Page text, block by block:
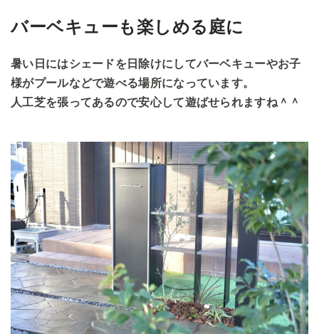
バーベキューも楽しめる庭に
暑い日にはシェードを日除けにしてバーベキューやお子
様がプールなどで遊べる場所になっています。
人工芝を張ってあるので安心して遊ばせられますね＾＾